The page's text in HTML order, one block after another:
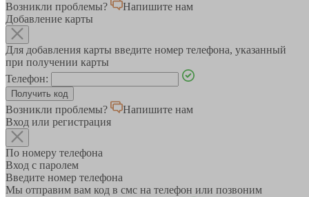
Возникли проблемы?
Напишите нам
Добавление карты
Для добавления карты введите номер телефона, указанный
при получении карты
Телефон:
Возникли проблемы?
Напишите нам
Вход или регистрация
По номеру телефона
Вход с паролем
Введите номер телефона
Мы отправим вам код в смс на телефон или позвоним